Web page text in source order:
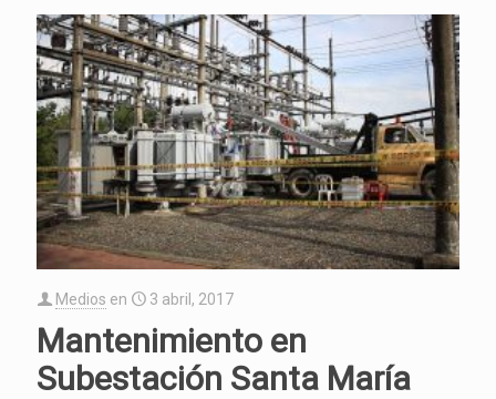
Medios en 3 abril, 2017
Mantenimiento en
Subestación Santa María